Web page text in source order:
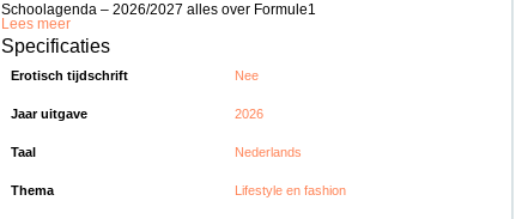
Schoolagenda – 2026/2027 alles over Formule1
Lees meer
Specificaties
Erotisch tijdschrift Nee
Jaar uitgave 2026
Taal Nederlands
Thema Lifestyle en fashion